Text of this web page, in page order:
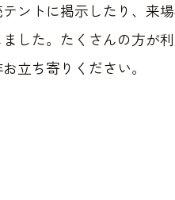
ントに掲示したり、来
した。たくさんの方が
立ち寄りください。